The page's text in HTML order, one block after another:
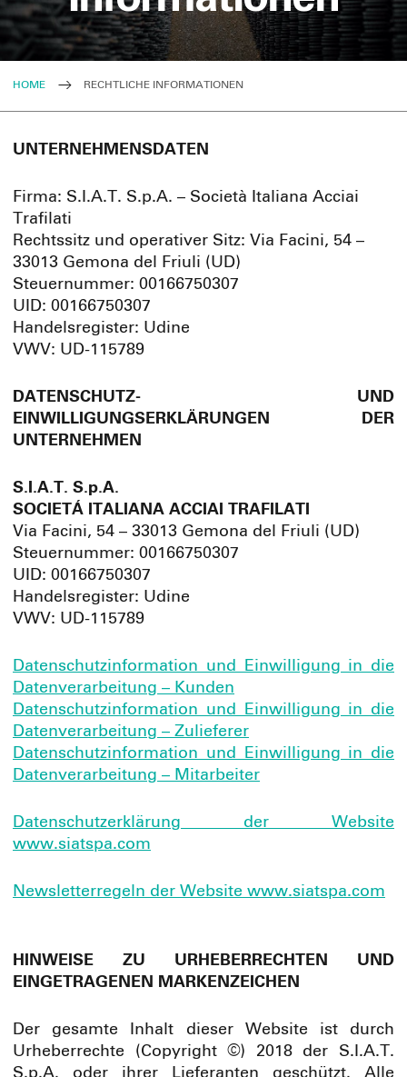
HOME RECHTLICHE INFORMATIONEN
UNTERNEHMENSDATEN
Firma: S.I.A.T. S.p.A. – Società Italiana Acciai
Trafilati
Rechtssitz und operativer Sitz: Via Facini, 54 –
33013 Gemona del Friuli (UD)
Steuernummer: 00166750307
UID: 00166750307
Handelsregister: Udine
VWV: UD-115789
DATENSCHUTZ- UND
EINWILLIGUNGSERKLÄRUNGEN DER
UNTERNEHMEN
S.I.A.T. S.p.A.
SOCIETÁ ITALIANA ACCIAI TRAFILATI
Via Facini, 54 – 33013 Gemona del Friuli (UD)
Steuernummer: 00166750307
UID: 00166750307
Handelsregister: Udine
VWV: UD-115789
Datenschutzinformation und Einwilligung in die
Datenverarbeitung – Kunden
Datenschutzinformation und Einwilligung in die
Datenverarbeitung – Zulieferer
Datenschutzinformation und Einwilligung in die
Datenverarbeitung – Mitarbeiter
Datenschutzerklärung der Website
www.siatspa.com
Newsletterregeln der Website www.siatspa.com
HINWEISE ZU URHEBERRECHTEN UND
EINGETRAGENEN MARKENZEICHEN
Der gesamte Inhalt dieser Website ist durch
Urheberrechte (Copyright ©) 2018 der S.I.A.T.
S.p.A. oder ihrer Lieferanten geschützt. Alle